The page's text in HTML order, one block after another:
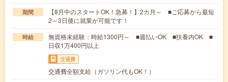
期間
【8月中のスタートOK！急募！】2カ月～ ■ご応募から最短
2～3日後に就業が可能です！
時給
無資格未経験：時給1300円～ ■週払いOK ■扶養内OK ■
日収1万400円以上
交通費
交通費全額支給（ガソリン代もOK！）